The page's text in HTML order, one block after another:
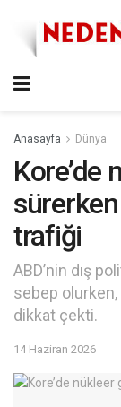
Anasayfa Dünya
Kore’de
trafiği
ABD’nin dış
sebep olurken,
dikkat çekti.
14 Haziran 2026